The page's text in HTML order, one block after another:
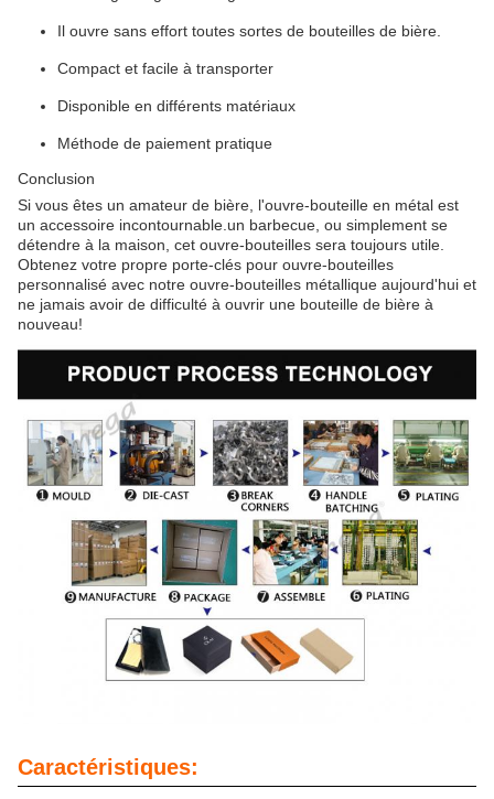
Il ouvre sans effort toutes sortes de bouteilles de bière.
Compact et facile à transporter
Disponible en différents matériaux
Méthode de paiement pratique
Conclusion
Si vous êtes un amateur de bière, l'ouvre-bouteille en métal est
un accessoire incontournable.un barbecue, ou simplement se
détendre à la maison, cet ouvre-bouteilles sera toujours utile.
Obtenez votre propre porte-clés pour ouvre-bouteilles
personnalisé avec notre ouvre-bouteilles métallique aujourd'hui et
ne jamais avoir de difficulté à ouvrir une bouteille de bière à
nouveau!
Caractéristiques: